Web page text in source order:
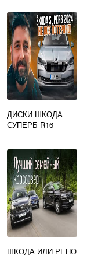
ДИСКИ ШКОДА
СУПЕРБ R16
ШКОДА ИЛИ РЕНО